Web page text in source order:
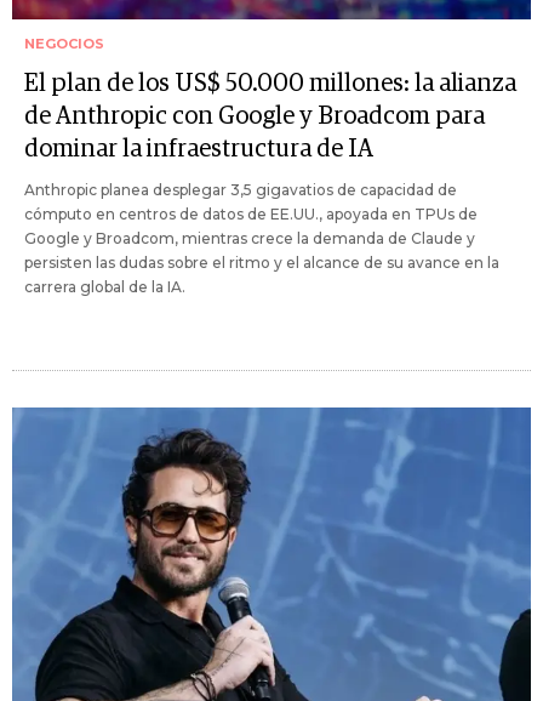
NEGOCIOS
El plan de los US$ 50.000 millones: la alianza
de Anthropic con Google y Broadcom para
dominar la infraestructura de IA
Anthropic planea desplegar 3,5 gigavatios de capacidad de
cómputo en centros de datos de EE.UU., apoyada en TPUs de
Google y Broadcom, mientras crece la demanda de Claude y
persisten las dudas sobre el ritmo y el alcance de su avance en la
carrera global de la IA.